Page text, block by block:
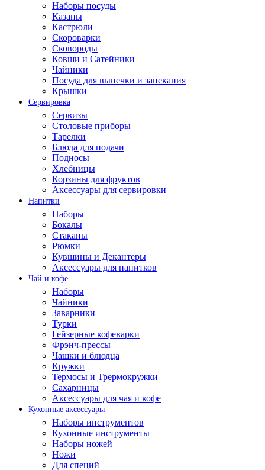
Наборы посуды
Казаны
Кастрюли
Скороварки
Сковороды
Ковши и Сатейники
Чайники
Посуда для выпечки и запекания
Крышки
Сервировка
Сервизы
Столовые приборы
Тарелки
Блюда для подачи
Подносы
Хлебницы
Корзины для фруктов
Аксессуары для сервировки
Напитки
Наборы
Бокалы
Стаканы
Рюмки
Кувшины и Декантеры
Аксессуары для напитков
Чай и кофе
Наборы
Чайники
Заварники
Турки
Гейзерные кофеварки
Фрэнч-прессы
Чашки и блюдца
Кружки
Термосы и Трермокружки
Сахарницы
Аксессуары для чая и кофе
Кухонные аксессуары
Наборы инструментов
Кухонные инструменты
Наборы ножей
Ножи
Для специй